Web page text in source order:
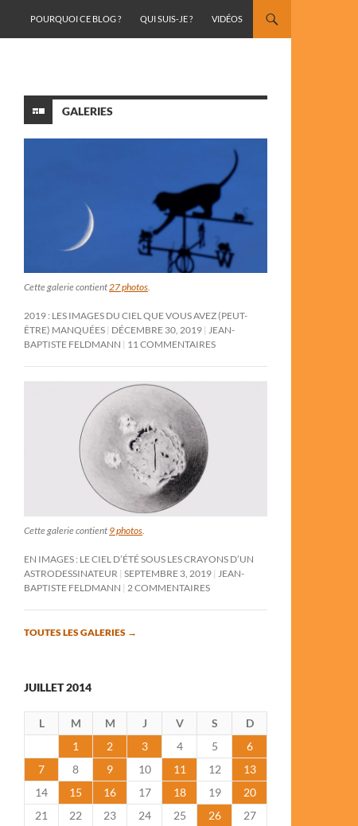
POURQUOI CE BLOG ?
QUI SUIS-JE ? VIDÉOS
GALERIES
Cette galerie contient27 photos.
2019 : LES IMAGES DU CIEL QUE VOUS AVEZ (PEUT-
ÊTRE) MANQUÉES DÉCEMBRE 30, 2019 JEAN-
BAPTISTE FELDMANN
11 COMMENTAIRES
Cette galerie contient 9 photos
EN IMAGES : LE CIEL D’ÉTÉ SOUS LES CRAYONS D’UN
ASTRODESSINATEUR SEPTEMBRE 3, 2019
JEAN-
BAPTISTE FELDMANN
2 COMMENTAIRES
TOUTES LES GALERIES →
JUILLET 2014
L M M J V S
D
1
2 3 4 5
6
7
8 9 10 11 12
13
14
15 16 17 18 19
20
21
22 23 24 25 26
27